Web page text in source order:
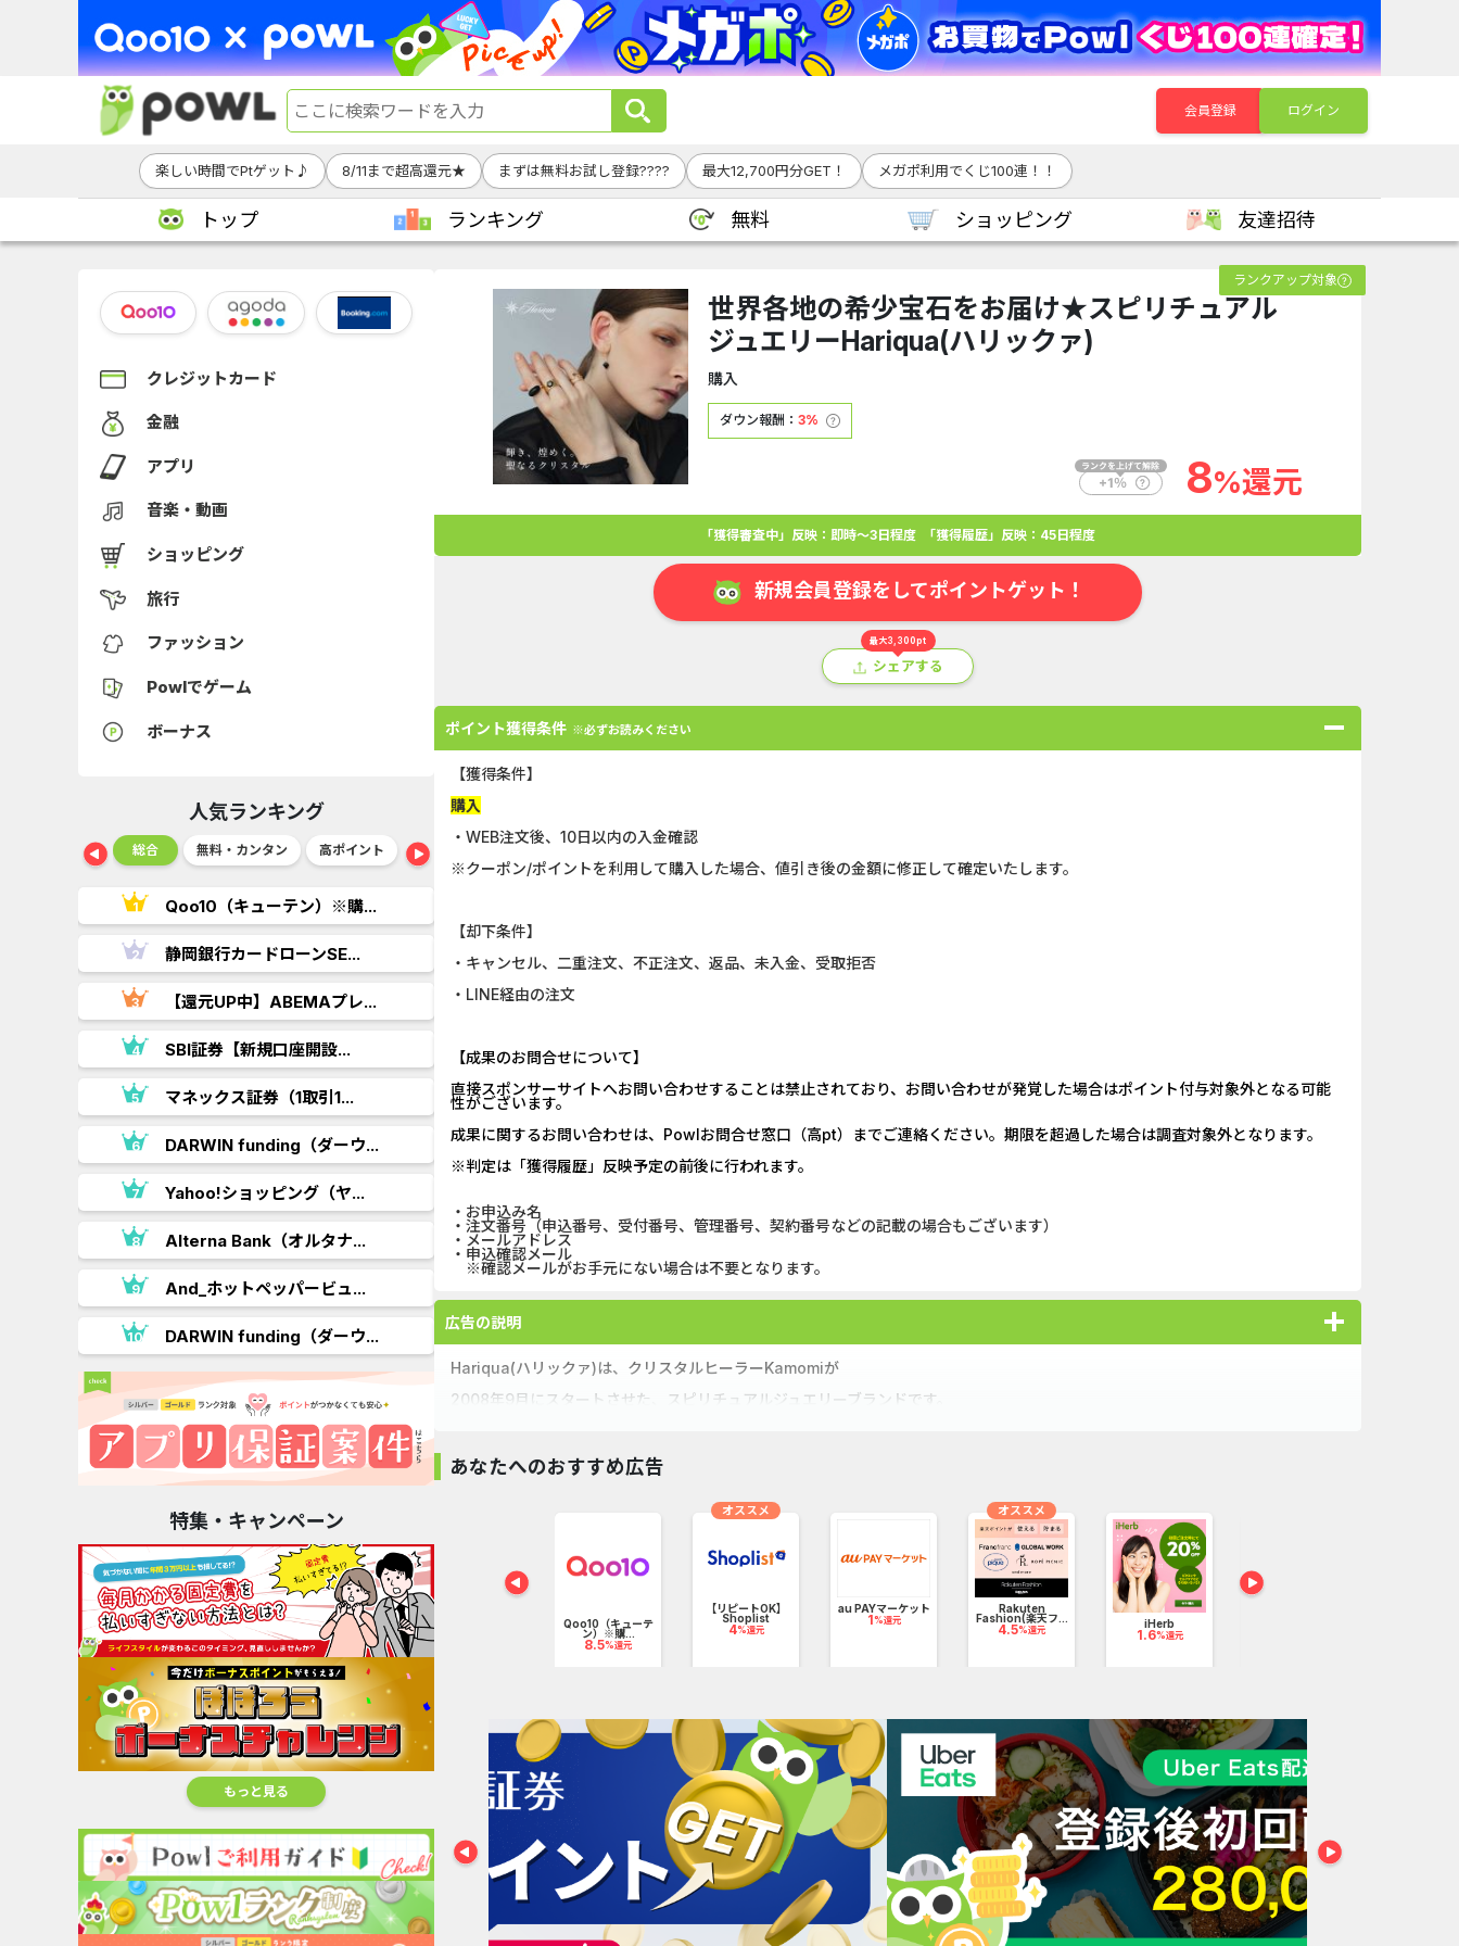
会員登録 ログイン
楽しい時間でPtゲット♪ 8/11まで超高還元★ まずは無料お試し登録???? 最大12,700円分GET！ メガポ利用でくじ100連！！
トップ ランキング 無料 ショッピング 友達招待
クレジットカード
金融
アプリ
音楽・動画
ショッピング
旅行
ファッション
Powlでゲーム
ボーナス
人気ランキング
ショッピング 総合 無料・カンタン 高ポイント ゲーム
Qoo10（キューテン）※購...
静岡銀行カードローンSE...
【還元UP中】ABEMAプレ...
SBI証券【新規口座開設...
マネックス証券（1取引1...
DARWIN funding（ダーウ...
Yahoo!ショッピング（ヤ...
Alterna Bank（オルタナ...
And_ホットペッパービュ...
DARWIN funding（ダーウ...
GFS無料特別講座
U-NEXT_無料お試し登録
DOOR賃貸
【Ipsos iSay】アンケー...
Nielsen（ニールセン）...
ホットペッパーグルメ［...
DARWIN funding（ダーウ...
Alterna Bank（オルタナ...
ポケットリサーチ【男性...
iOS_パズル＆コンクエス...
And_パズル＆コンクエス...
【還元UP中】パズル＆サ...
特集・キャンペーン
もっと見る
ランクアップ対象
世界各地の希少宝石をお届け★スピリチュアル
ジュエリーHariqua(ハリックァ)
購入
ダウン報酬： 3%
8%還元
「獲得審査中」反映：即時～3日程度 「獲得履歴」反映：45日程度
新規会員登録をしてポイントゲット！
最大3,300pt
シェアする
ポイント獲得条件 ※必ずお読みください
【獲得条件】
購入
・WEB注文後、10日以内の入金確認
※クーポン/ポイントを利用して購入した場合、値引き後の金額に修正して確定いたします。
【却下条件】
・キャンセル、二重注文、不正注文、返品、未入金、受取拒否
・LINE経由の注文
【成果のお問合せについて】
直接スポンサーサイトへお問い合わせすることは禁止されており、お問い合わせが発覚した場合はポイント付与対象外となる可能
性がございます。
成果に関するお問い合わせは、Powlお問合せ窓口（高pt）までご連絡ください。期限を超過した場合は調査対象外となります。
※判定は「獲得履歴」反映予定の前後に行われます。
・お申込み名
・注文番号（申込番号、受付番号、管理番号、契約番号などの記載の場合もございます）
・メールアドレス
・申込確認メール
※確認メールがお手元にない場合は不要となります。
広告の説明
Hariqua(ハリックァ)は、クリスタルヒーラーKamomiが
2008年9月にスタートさせた、スピリチュアルジュエリーブランドです。
目に見えない生命エネルギーや波動を感じやすい方も、そうでない方も
そんな祈りを込めて、世界各地を旅しながら
仕入れられた宝石・鉱物は、熟練の職人の手仕事により、
オリジナルの研磨やデザインが施された
オリジナリティの高いジュエリーに仕立てられます。
カジュアルにつけられるものまで様々。
オンラインショップや明治神宮前の実店舗では、
色とりどりの宝石や原石の他が並んでいますので、ぜひ一度ご覧ください。
あなたへのおすすめ広告
ビックカメラ.com
セナクリア
13,000pt
AliExpress
1.8%還元
Qoo10（キューテ
ン）※購...
8.5%還元
【リピートOK】
Shoplist
4%還元
オススメ
au PAYマーケット
1%還元
Rakuten
Fashion(楽天フ...
4.5%還元
オススメ
iHerb
1.6%還元